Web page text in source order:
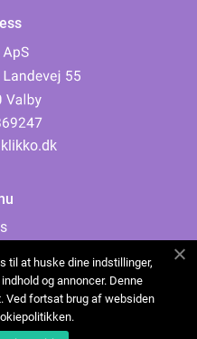
til at huske dine indstillinger,
og annoncer. Denne
Ved fortsat brug af websiden